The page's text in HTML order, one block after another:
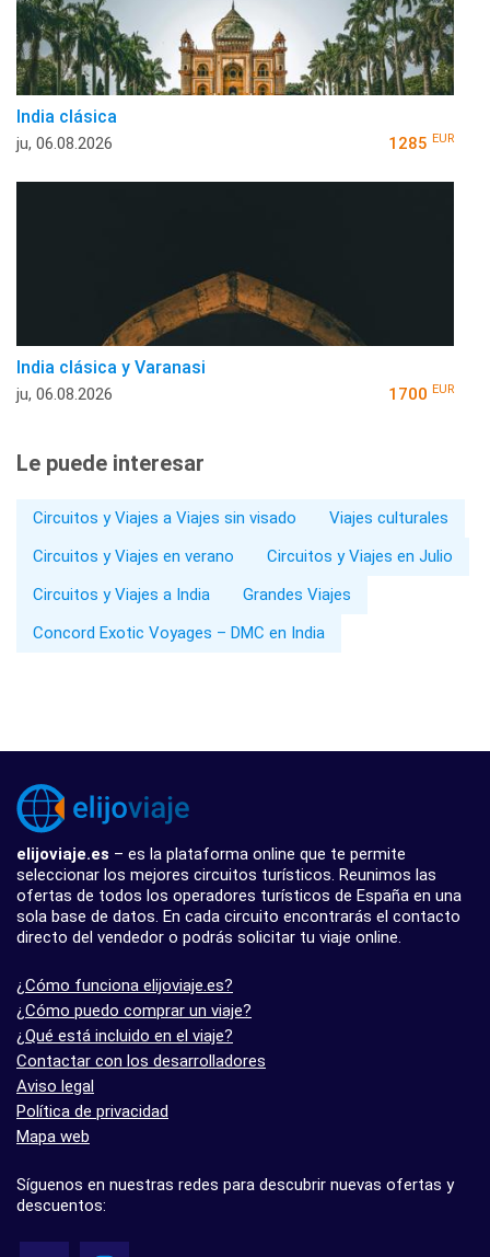
India clásica
ju, 06.08.2026 1285 EUR
India clásica y Varanasi
ju, 06.08.2026 1700 EUR
Le puede interesar
Circuitos y Viajes a Viajes sin visado
Viajes culturales
Circuitos y Viajes en verano
Circuitos y Viajes en Julio
Circuitos y Viajes a India
Grandes Viajes
Concord Exotic Voyages – DMC en India
elijoviaje.es – es la plataforma online que te permite
seleccionar los mejores circuitos turísticos. Reunimos las
ofertas de todos los operadores turísticos de España en una
sola base de datos. En cada circuito encontrarás el contacto
directo del vendedor o podrás solicitar tu viaje online.
¿Cómo funciona elijoviaje.es?
¿Cómo puedo comprar un viaje?
¿Qué está incluido en el viaje?
Contactar con los desarrolladores
Aviso legal
Política de privacidad
Mapa web
Síguenos en nuestras redes para descubrir nuevas ofertas y
descuentos: